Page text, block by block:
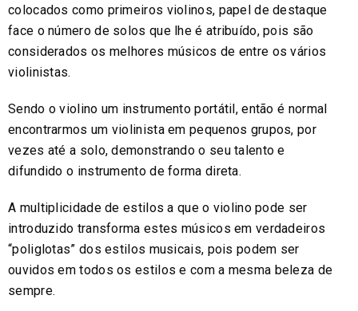
colocados como primeiros violinos, papel de destaque
face o número de solos que lhe é atribuído, pois são
considerados os melhores músicos de entre os vários
violinistas.
Sendo o violino um instrumento portátil, então é normal
encontrarmos um violinista em pequenos grupos, por
vezes até a solo, demonstrando o seu talento e
difundido o instrumento de forma direta.
A multiplicidade de estilos a que o violino pode ser
introduzido transforma estes músicos em verdadeiros
“poliglotas” dos estilos musicais, pois podem ser
ouvidos em todos os estilos e com a mesma beleza de
sempre.